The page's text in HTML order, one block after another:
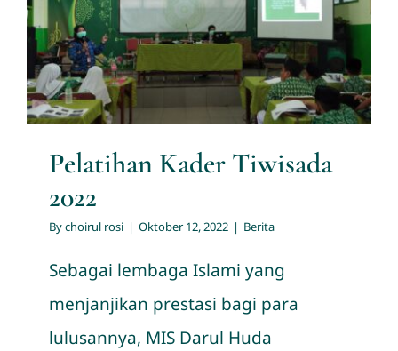
Hubungi Kami
2022
Pelatihan Kader Tiwisada
2022
Bychoirul rosi | Oktober 12, 2022 | Berita
Sebagai lembaga Islami yang
menjanjikan prestasi bagi para
lulusannya, MIS Darul Huda